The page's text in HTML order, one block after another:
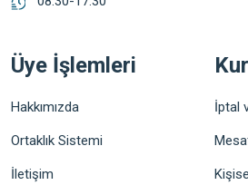
Üye İşlemleri
Hakkımızda
Ortaklık Sistemi
İletişim
İptal